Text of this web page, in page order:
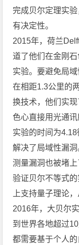
完成贝尔定理实
有决定性。
2015年，荷兰
道了他们在金刚
实验。要避免局
在相距1.3公里的
换技术，他们实
色心直接用光通
实验的时间为
解决了局域性漏
测量漏洞也被堵
验证贝尔不等式
上支持量子理论
2016年，大贝尔
到世界各地超过
都需要基于个人